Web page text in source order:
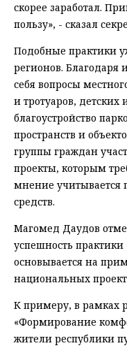
скорее заработал.
пользу», - сказал
Подобные практики
регионов.
себя вопросы
и тротуаров,
благоустройство
пространств и
группы граждан
проекты, которым
мнение
средств.
Магомед Даудов
успешность
основывается на
национальных
К примеру, в рамках
«Формирование
жители республики